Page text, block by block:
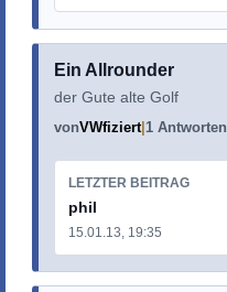
Ein Allrounder
der Gute alte Golf
vonVWfiziert 1 Antworten
LETZTER BEITRAG
phil
15.01.13, 19:35